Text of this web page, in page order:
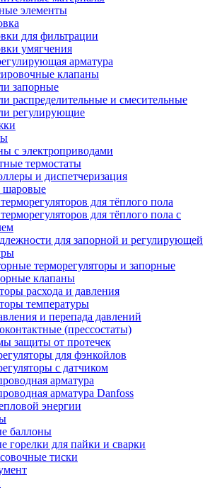
элементы
для фильтрации
умягчения
арматура
клапаны
запорные
распределительные и смесительные
регулирующие
с электроприводами
термостаты
и диспетчеризация
для тёплого пола
для тёплого пола с
для запорной и регулирующей
терморегуляторы и запорные
клапаны
расхода и давления
температуры
и перепада давлений
(прессостаты)
защиты от протечек
для фэнкойлов
с датчиком
арматура
арматура Danfoss
энергии
баллоны
горелки для пайки и сварки
тиски